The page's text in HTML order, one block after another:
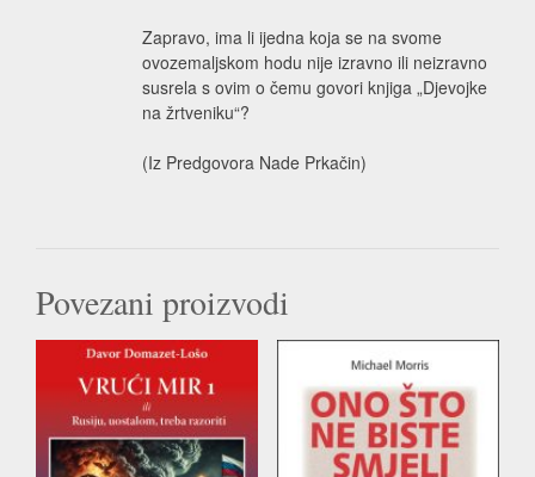
Zapravo, ima li ijedna koja se na svome
ovozemaljskom hodu nije izravno ili neizravno
susrela s ovim o čemu govori knjiga „Djevojke
na žrtveniku“?
(Iz Predgovora Nade Prkačin)
Povezani proizvodi